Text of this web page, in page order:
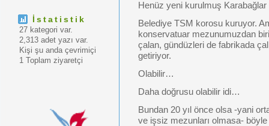
İstatistik
27 kategori var.
2,313 adet yazı var.
Kişi şu anda çevrimiçi
1 Toplam ziyaretçi
Henüz yeni kurulmuş
Belediye TSM korosu kuruyor.
konservatuar mezunumuzdan
çalan, gündüzleri de fabrikada
getiriyor.
Olabilir…
Daha doğrusu olabilir idi…
Bundan 20 yıl önce olsa -yani
ve işsiz mezunları olmasa-